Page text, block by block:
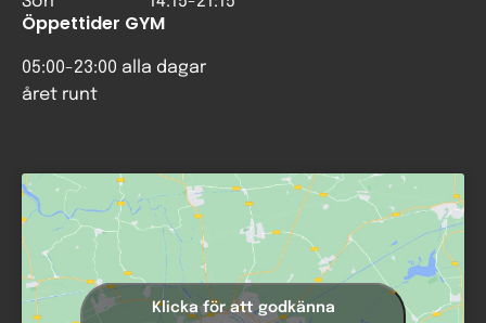
Öppettider GYM
05:00-23:00 alla dagar
året runt
Klicka för att godkänna